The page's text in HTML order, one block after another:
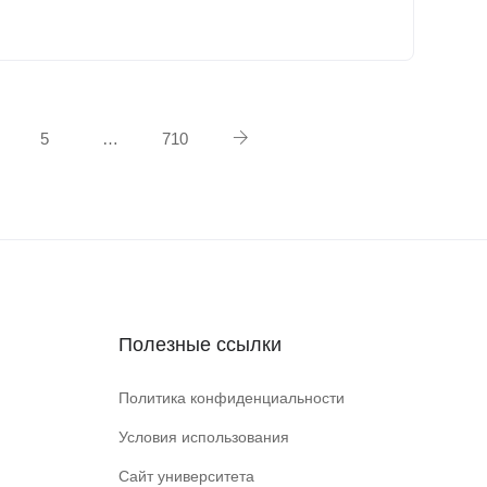
5 … 710
Полезные ссылки
Политика конфиденциальности
Условия использования
Сайт университета